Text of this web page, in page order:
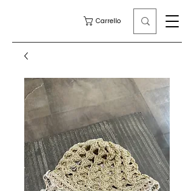
Carrello